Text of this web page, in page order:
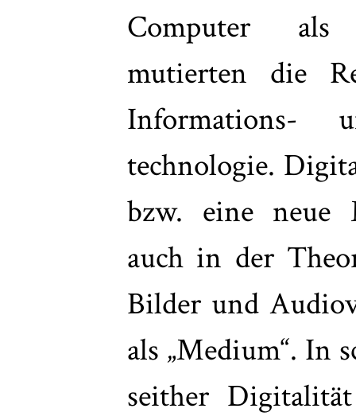
Computer als
mutierten die
Informations-
technologie.
bzw. eine neue
auch in der
Bilder und
als „Medium“. In
seither